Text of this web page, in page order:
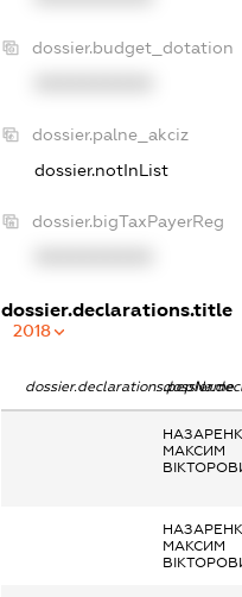
dossier.budget_dotation
dossier.palne_akciz
dossier.notInList
dossier.bigTaxPayerReg
dossier.declarations.title
2018
dossier.declarations.pepName
МАКСИМ
МАКСИМ